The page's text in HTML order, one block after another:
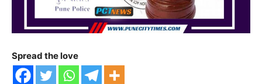
Spread the love